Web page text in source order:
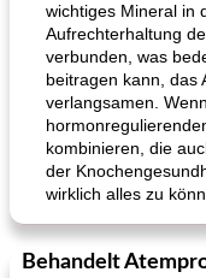
wichtiges Mineral in
Aufrechterhaltung
verbunden, was
beitragen kann, das
verlangsamen.
kombinieren, die
der
wirklich alles zu
Behandelt